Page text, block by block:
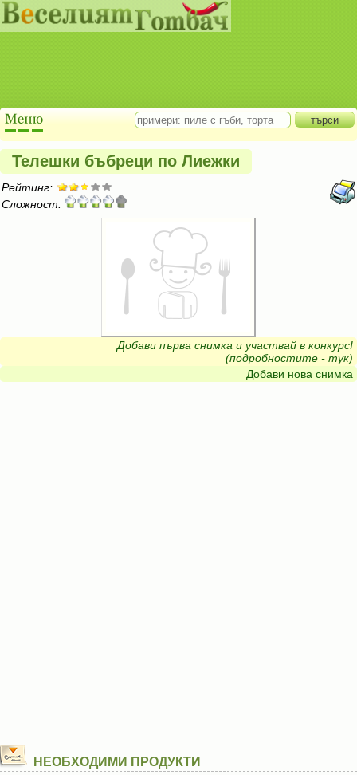
Телешки бъбреци по Лиежки
Рейтинг:
Сложност:
Добави първа снимка и участвай в конкурс!
(подробностите - тук)
Добави нова снимка
НЕОБХОДИМИ ПРОДУКТИ